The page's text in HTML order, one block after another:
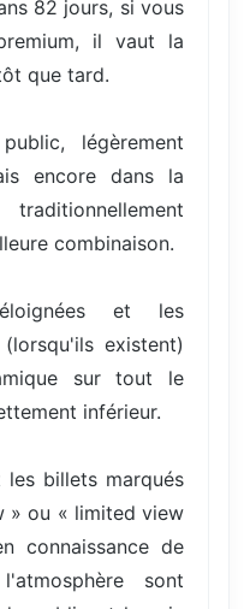
82 jours, si vous
il vaut la
que tard.
légèrement
encore dans la
combinaison.
et les
existent)
sur tout le
inférieur.
billets marqués
» ou « limited view
connaissance de
sont